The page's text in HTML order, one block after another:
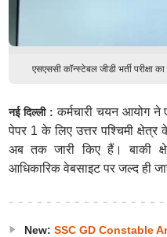
एसएससी कॉन्स्टेबल जीडी भर्ती परीक्षा
नई दिल्ली :कर्मचारी चयन आयोग ने
पेपर 1 के लिए उत्तर पश्चिमी क्षेत्र
अब तक जारी किए हैं। बाकी
आधिकारिक वेबसाइट पर जल्द ही
New: SSC GD Constable